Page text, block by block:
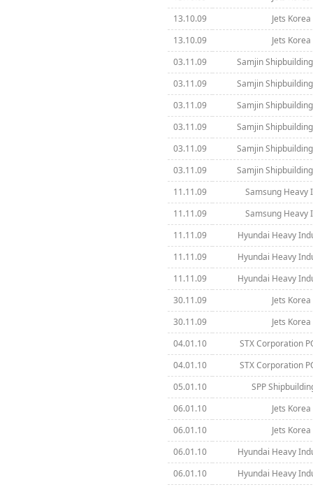
13.10.09
Jets
13.10.09
Jets
03.11.09
Samjin
03.11.09
Samjin
03.11.09
Samjin
03.11.09
Samjin
03.11.09
Samjin
03.11.09
Samjin
11.11.09
Samsung Heavy
11.11.09
Samsung Heavy
11.11.09
Hyundai Heavy
11.11.09
Hyundai Heavy
11.11.09
Hyundai Heavy
30.11.09
Jets
30.11.09
Jets
04.01.10
STX Corporation
04.01.10
STX Corporation
05.01.10
SPP
06.01.10
Jets
06.01.10
Jets
06.01.10
Hyundai Heavy
06.01.10
Hyundai Heavy